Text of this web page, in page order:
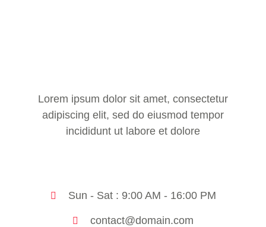
Lorem ipsum dolor sit amet, consectetur
adipiscing elit, sed do eiusmod tempor
incididunt ut labore et dolore
Sun - Sat : 9:00 AM - 16:00 PM
contact@domain.com